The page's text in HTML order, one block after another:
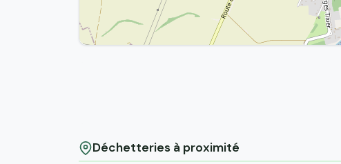
Déchetteries à proximité